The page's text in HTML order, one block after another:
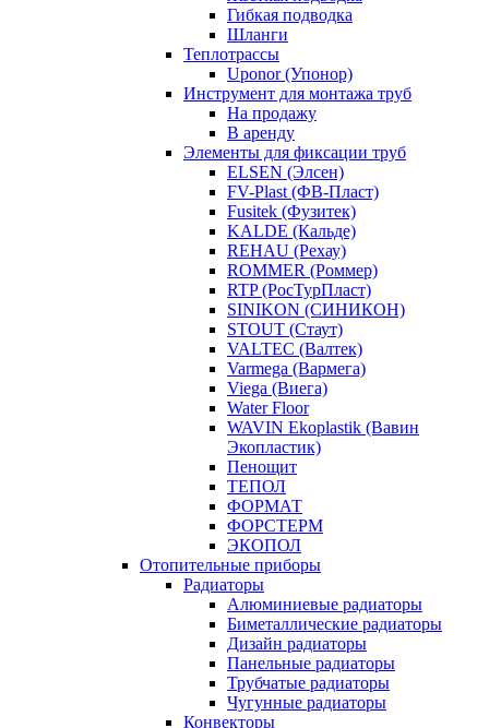
Гибкая подводка
Шланги
Теплотрассы
Uponor (Упонор)
Инструмент для монтажа труб
На продажу
В аренду
Элементы для фиксации труб
ELSEN (Элсен)
FV-Plast (ФВ-Пласт)
Fusitek (Фузитек)
KALDE (Кальде)
REHAU (Рехау)
ROMMER (Роммер)
RTP (РосТурПласт)
SINIKON (СИНИКОН)
STOUT (Стаут)
VALTEC (Валтек)
Varmega (Вармега)
Viega (Виега)
Water Floor
WAVIN Ekoplastik (Вавин
Экопластик)
Пенощит
ТЕПОЛ
ФОРМАТ
ФОРСТЕРМ
ЭКОПОЛ
Отопительные приборы
Радиаторы
Алюминиевые радиаторы
Биметаллические радиаторы
Дизайн радиаторы
Панельные радиаторы
Трубчатые радиаторы
Чугунные радиаторы
Конвекторы